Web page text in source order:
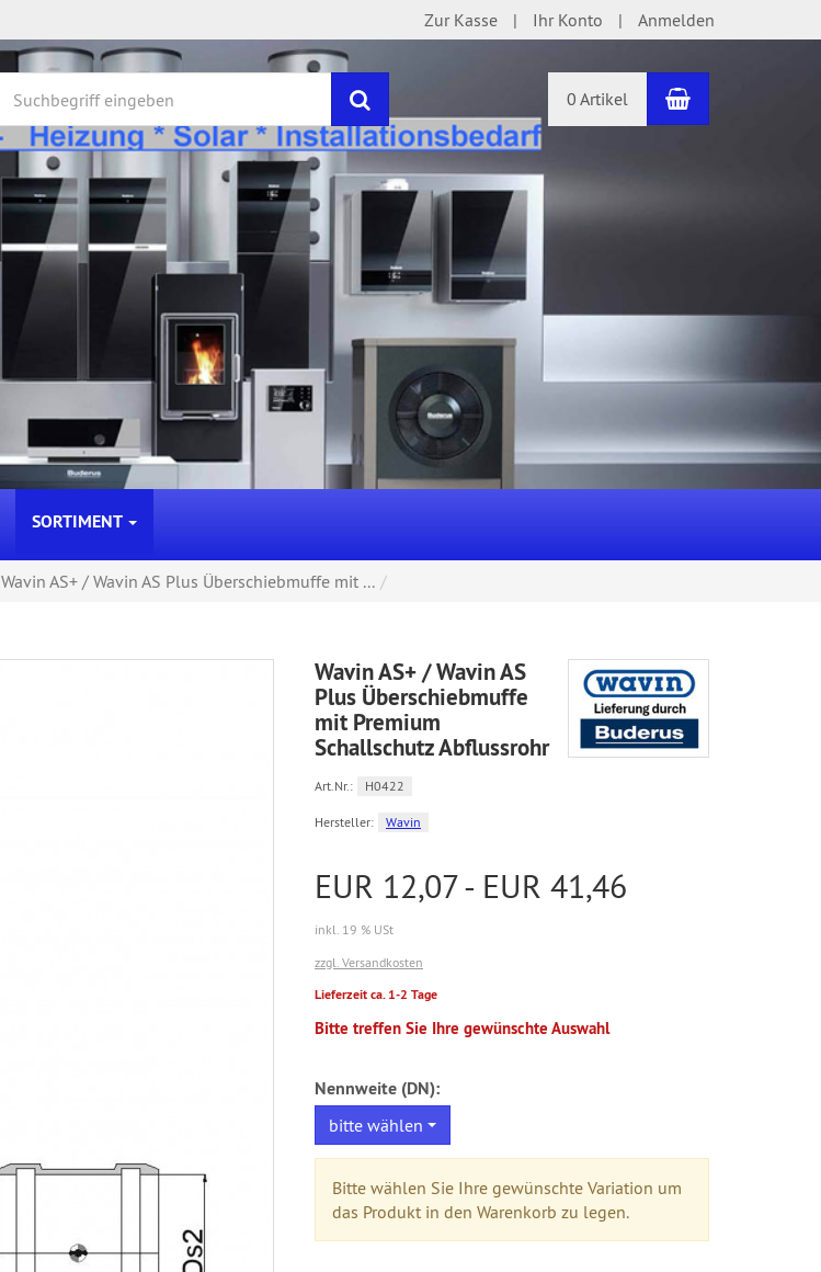
Zur Kasse Ihr Konto Anmelden
0 Artikel Warenkorb
SORTIMENT
Wavin AS+ / Wavin AS Plus Überschiebmuffe mit ...
Wavin AS+ / Wavin AS
Plus Überschiebmuffe
mit Premium
Schallschutz Abflussrohr
Art.Nr.: H0422
Hersteller: Wavin
EUR 12,07 - EUR 41,46
inkl. 19 % USt
zzgl. Versandkosten
Lieferzeit ca. 1-2 Tage
Bitte treffen Sie Ihre gewünschte Auswahl
Nennweite (DN):
bitte wählen
Bitte wählen Sie Ihre gewünschte Variation um
das Produkt in den Warenkorb zu legen.